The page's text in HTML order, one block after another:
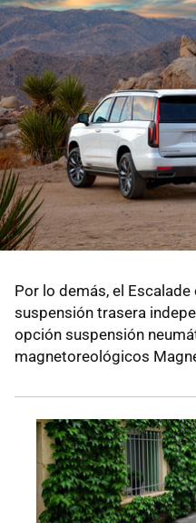
Por lo demás, el
suspensión trasera
opción suspensión
magnetoreológicos